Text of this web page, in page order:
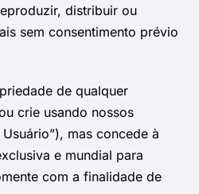
distribuir ou
sem consentimento prévio
de qualquer
crie usando nossos
mas concede à
e mundial para
com a finalidade de